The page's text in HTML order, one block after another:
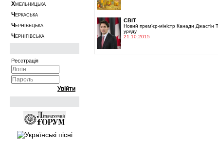
ХМЕЛЬНИЦЬКА
Ч ЕРКАСЬКА
Ч ЕРНІВЕЦЬКА
Ч ЕРНІГІВСЬКА
Реєстрація
СВІТ
Новий прем’єр-міністр Канади Джастін
уряду
21.10.2015